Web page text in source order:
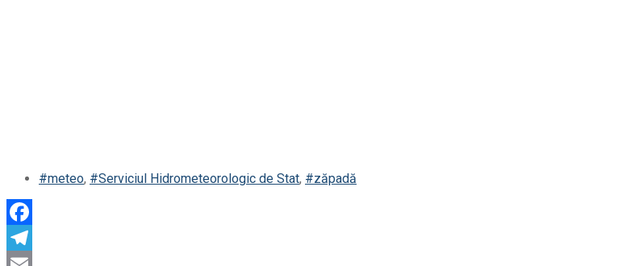
#meteo, #Serviciul Hidrometeorologic de Stat, #zăpadă